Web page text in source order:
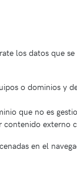
los datos que
o dominios y
que no es
externo
en el